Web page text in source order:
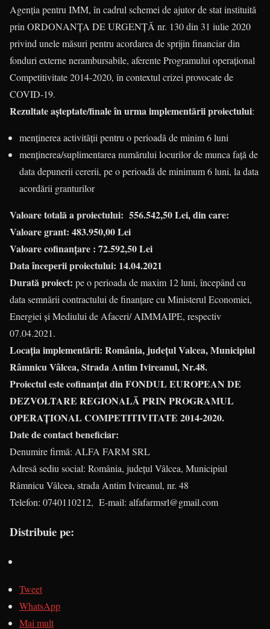
Agenția pentru IMM, în cadrul schemei de ajutor de stat instituită
prin ORDONANȚA DE URGENȚĂ nr. 130 din 31 iulie 2020
privind unele măsuri pentru acordarea de sprijin financiar din
fonduri externe nerambursabile, aferente Programului operațional
Competitivitate 2014-2020, în contextul crizei provocate de
COVID-19.
Rezultate așteptate/finale în urma implementării proiectului:
menținerea activității pentru o perioadă de minim 6 luni
menținerea/suplimentarea numărului locurilor de munca față de
data depunerii cererii, pe o perioadă de minimum 6 luni, la data
acordării granturilor
Valoare totală a proiectului: 556.542,50 Lei, din care:
Valoare grant: 483.950,00 Lei
Valoare cofinanțare : 72.592,50Lei
Data începerii proiectului: 14.04.2021
Durată proiect: pe o perioada de maxim 12 luni, începând cu
data semnării contractului de finanțare cu Ministerul Economiei,
Energiei și Mediului de Afaceri/ AIMMAIPE, respectiv
07.04.2021.
Locația implementării: România, județul Valcea, Municipiul
Râmnicu Vâlcea, Strada Antim Ivireanul, Nr.48.
Proiectul este cofinanțatdin FONDUL EUROPEAN DE
DEZVOLTARE REGIONALĂ PRIN PROGRAMUL
OPERAȚIONAL COMPETITIVITATE 2014-2020.
Date de contact beneficiar:
Denumire firmă: ALFA FARM SRL
Adresă sediu social: România, județul Vâlcea, Municipiul
Râmnicu Vâlcea, strada Antim Ivireanul, nr. 48
Telefon: 0740110212, E-mail: alfafarmsrl@gmail.com
Distribuie pe:
Tweet
WhatsApp
Mai mult